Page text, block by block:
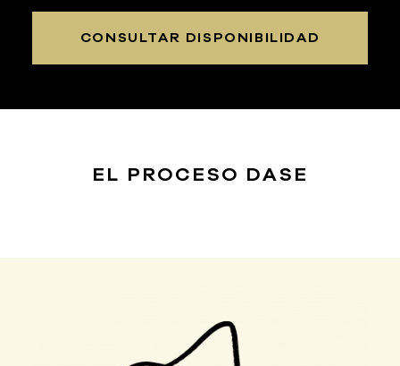
CONSULTAR DISPONIBILIDAD
EL PROCESO DASE